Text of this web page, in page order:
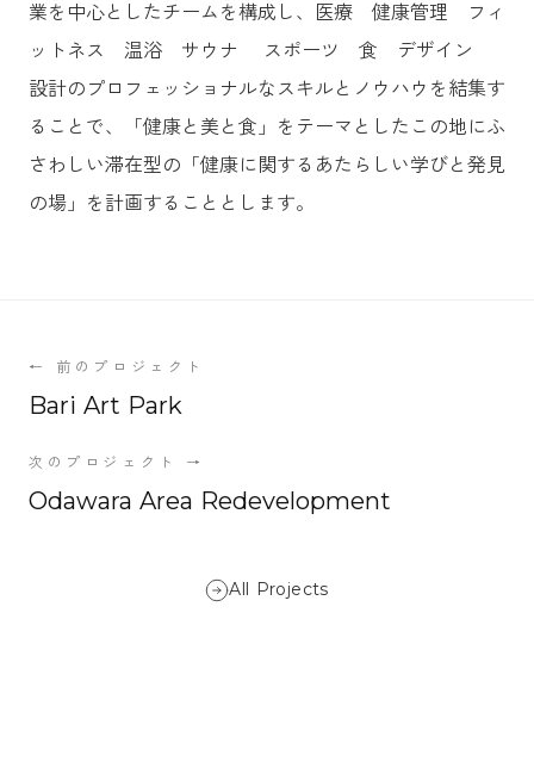
業を中心としたチームを構成し、医療 健康管理 フィ
ットネス 温浴 サウナ スポーツ 食 デザイン
設計のプロフェッショナルなスキルとノウハウを結集す
ることで、「健康と美と食」をテーマとしたこの地にふ
さわしい滞在型の「健康に関するあたらしい学びと発見
の場」を計画することとします。
← 前のプロジェクト
Bari Art Park
次のプロジェクト →
Odawara Area Redevelopment
All Projects